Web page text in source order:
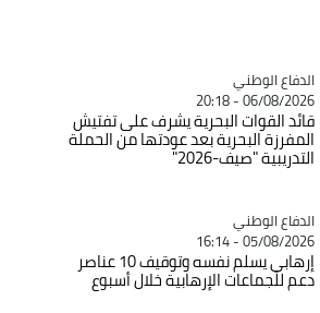
Catégorie
الدفاع الوطني
06/08/2026 - 20:18
قائد القوات البحرية يشرف على تفتيش
المفرزة البحرية بعد عودتها من الحملة
التدريبية "صيف-2026"
Catégorie
الدفاع الوطني
05/08/2026 - 16:14
إرهابي يسلم نفسه وتوقيف 10 عناصر
دعم للجماعات الإرهابية خلال أسبوع